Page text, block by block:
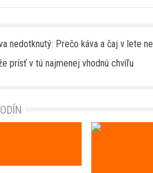
nedotknutý: Prečo káva a čaj v lete
prísť v tú najmenej vhodnú chvíľu